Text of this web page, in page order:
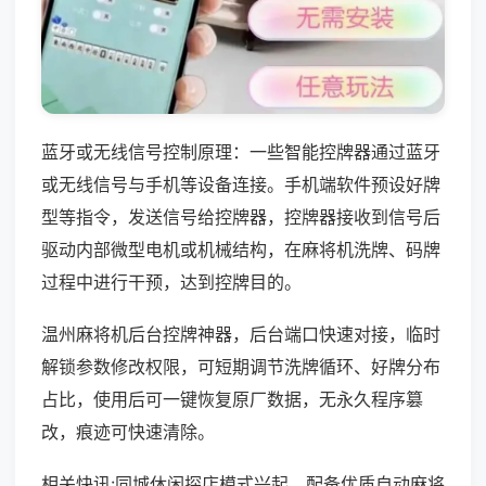
蓝牙或无线信号控制原理：一些智能控牌器通过蓝牙
或无线信号与手机等设备连接。手机端软件预设好牌
型等指令，发送信号给控牌器，控牌器接收到信号后
驱动内部微型电机或机械结构，在麻将机洗牌、码牌
过程中进行干预，达到控牌目的。
温州麻将机后台控牌神器，后台端口快速对接，临时
解锁参数修改权限，可短期调节洗牌循环、好牌分布
占比，使用后可一键恢复原厂数据，无永久程序篡
改，痕迹可快速清除。